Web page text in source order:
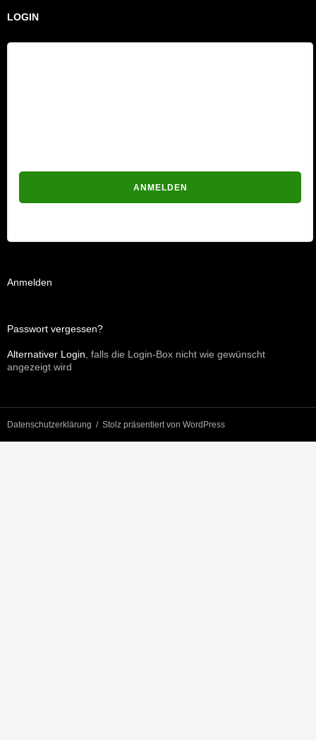
LOGIN
Anmelden
Passwort vergessen?
Alternativer Login , falls die Login-Box nicht wie gewünscht
angezeigt wird
Datenschutzerklärung Stolz präsentiert von WordPress